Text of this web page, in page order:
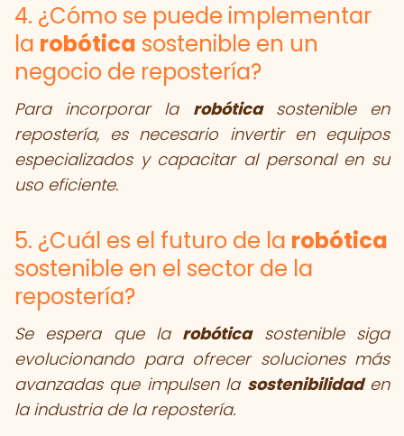
4. ¿Cómo se puede implementar
la robótica sostenible en un
negocio de repostería?
Para incorporar la robóticasostenible en
repostería, es necesario invertir en equipos
especializados y capacitar al personal en su
uso eficiente.
5. ¿Cuál es el futuro de la robótica
sostenible en el sector de la
repostería?
Se espera que la robóticasostenible siga
evolucionando para ofrecer soluciones más
avanzadas que impulsen la sostenibilidaden
la industria de la repostería.